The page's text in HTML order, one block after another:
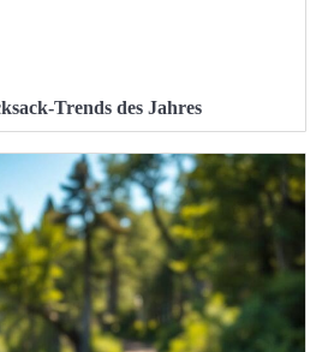
Trends des Jahres